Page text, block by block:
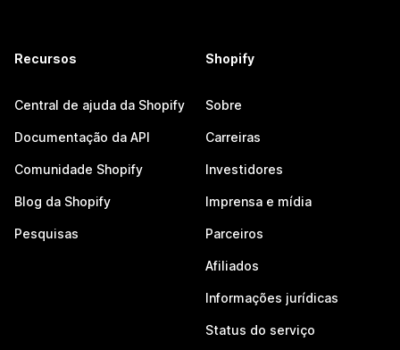
Recursos
Central de ajuda da Shopify
Documentação da API
Comunidade Shopify
Blog da Shopify
Pesquisas
Shopify
Sobre
Carreiras
Investidores
Imprensa e mídia
Parceiros
Afiliados
Informações jurídicas
Status do serviço